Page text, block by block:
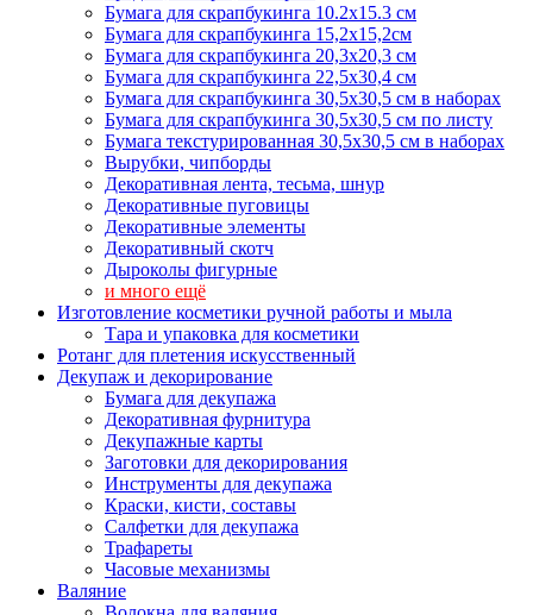
Бумага для скрапбукинга 10.2х15.3 см
Бумага для скрапбукинга 15,2х15,2см
Бумага для скрапбукинга 20,3х20,3 см
Бумага для скрапбукинга 22,5х30,4 см
Бумага для скрапбукинга 30,5х30,5 см в наборах
Бумага для скрапбукинга 30,5х30,5 см по листу
Бумага текстурированная 30,5х30,5 см в наборах
Вырубки, чипборды
Декоративная лента, тесьма, шнур
Декоративные пуговицы
Декоративные элементы
Декоративный скотч
Дыроколы фигурные
и много ещё
Изготовление косметики ручной работы и мыла
Тара и упаковка для косметики
Ротанг для плетения искусственный
Декупаж и декорирование
Бумага для декупажа
Декоративная фурнитура
Декупажные карты
Заготовки для декорирования
Инструменты для декупажа
Краски, кисти, составы
Салфетки для декупажа
Трафареты
Часовые механизмы
Валяние